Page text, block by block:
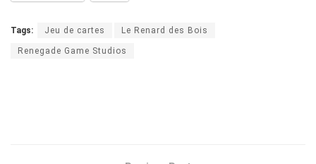
Tags: Jeu de cartes Le Renard des Bois
Renegade Game Studios